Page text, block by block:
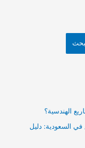
الهندسية؟
في السعودية: دليل